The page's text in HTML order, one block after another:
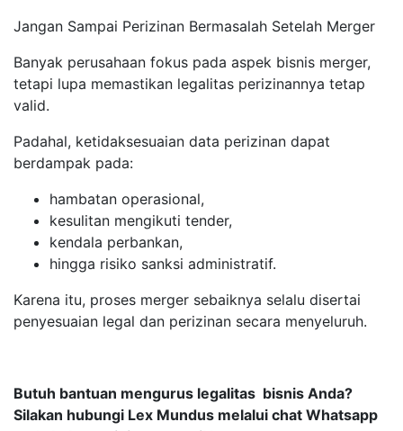
Jangan Sampai Perizinan Bermasalah Setelah Merger
Banyak perusahaan fokus pada aspek bisnis merger,
tetapi lupa memastikan legalitas perizinannya tetap
valid.
Padahal, ketidaksesuaian data perizinan dapat
berdampak pada:
hambatan operasional,
kesulitan mengikuti tender,
kendala perbankan,
hingga risiko sanksi administratif.
Karena itu, proses merger sebaiknya selalu disertai
penyesuaian legal dan perizinan secara menyeluruh.
Butuh bantuan mengurus legalitas bisnis Anda?
Silakan hubungi Lex Mundus melalui chat Whatsapp